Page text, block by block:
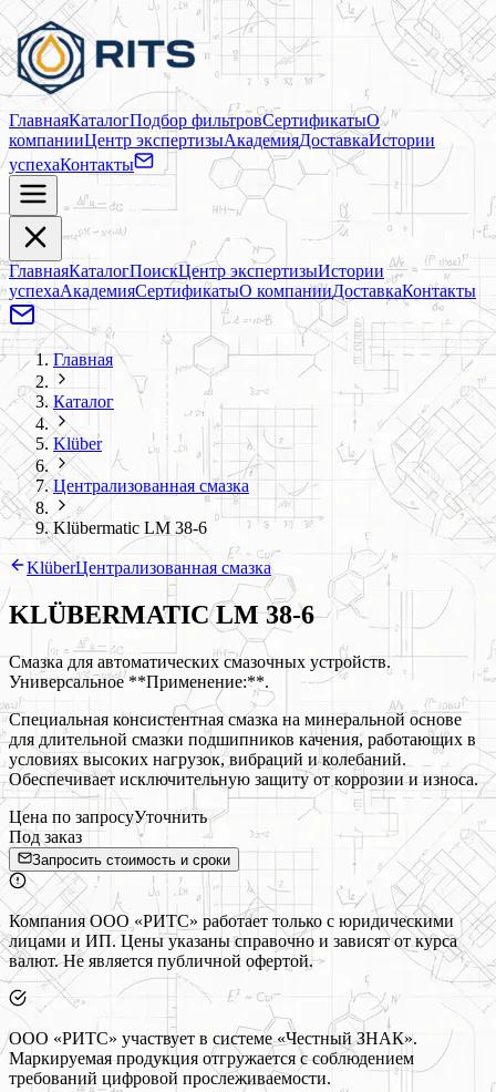
ГлавнаяКаталогПодбор фильтровСертификатыО
компанииЦентр экспертизыАкадемияДоставкаИстории
успехаКонтакты
ГлавнаяКаталогПоискЦентр экспертизыИстории
успехаАкадемияСертификатыО компанииДоставкаКонтакты
Главная
Каталог
Klüber
Централизованная смазка
Klübermatic LM 38-6
KlüberЦентрализованная смазка
KLÜBERMATIC LM 38-6
Смазка для автоматических смазочных устройств.
Универсальное **Применение:**.
Специальная консистентная смазка на минеральной основе
для длительной смазки подшипников качения, работающих в
условиях высоких нагрузок, вибраций и колебаний.
Обеспечивает исключительную защиту от коррозии и износа.
Цена по запросуУточнить
Под заказ
Запросить стоимость и сроки
Компания ООО «РИТС» работает только с юридическими
лицами и ИП. Цены указаны справочно и зависят от курса
валют. Не является публичной офертой.
ООО «РИТС» участвует в системе «Честный ЗНАК».
Маркируемая продукция отгружается с соблюдением
требований цифровой прослеживаемости.